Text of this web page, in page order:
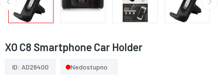
XO C8 Smartphone Car Holder
ID: AD26400 Nedostupno